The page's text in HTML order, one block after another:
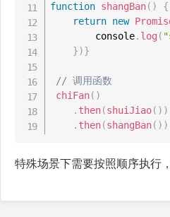
function shangBan( )
{
return new
        console
. log (
})}
// 调用函数
chiFan( )
. then(shuiJiao( ) )
. then(shangBan( ) )
特殊场景下需要按照顺序执行